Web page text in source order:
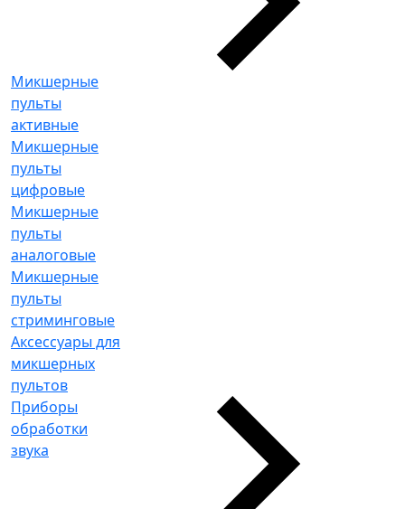
Микшерные
пульты
активные
Микшерные
пульты
цифровые
Микшерные
пульты
аналоговые
Микшерные
пульты
стриминговые
Аксессуары для
микшерных
пультов
Приборы
обработки
звука